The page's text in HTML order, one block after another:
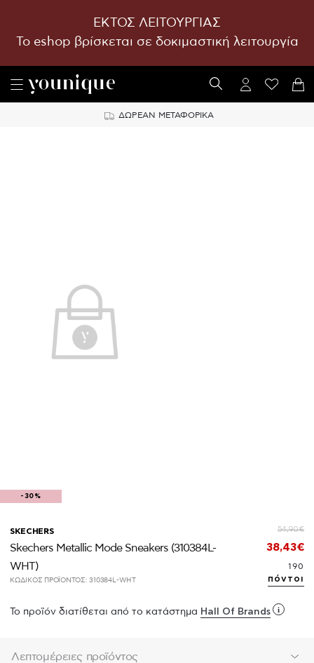
ΕΚΤΟΣ ΛΕΙΤΟΥΡΓΙΑΣ
To eshop βρίσκεται σε δοκιμαστική λειτουργία
ΔΩΡΕΑΝ ΜΕΤΑΦΟΡΙΚΑ
-30%
SKECHERS
Skechers Metallic Mode Sneakers (310384L-
WHT)
ΚΩΔΙΚΟΣ ΠΡΟΪΟΝΤΟΣ:310384L-WHT
54,90€
38,43€
190
πόντοι
Το προϊόν διατίθεται από το κατάστημα Hall Of Brands i
Λεπτομέρειες προϊόντος